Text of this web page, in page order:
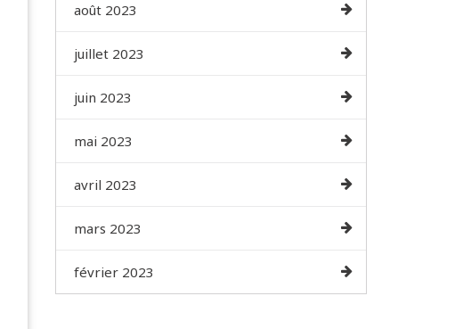
août 2023
juillet 2023
juin 2023
mai 2023
avril 2023
mars 2023
février 2023